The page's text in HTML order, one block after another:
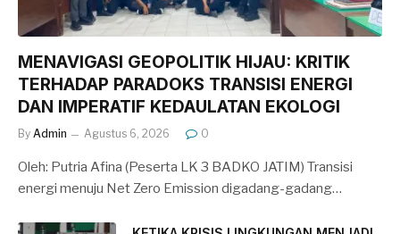
MENAVIGASI GEOPOLITIK HIJAU: KRITIK
TERHADAP PARADOKS TRANSISI ENERGI
DAN IMPERATIF KEDAULATAN EKOLOGI
By Admin Agustus 6, 2026 0
Oleh: Putria Afina (Peserta LK 3 BADKO JATIM) Transisi
energi menuju Net Zero Emission digadang-gadang…